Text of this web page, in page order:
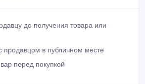
до получения товара или
продавцом в публичном месте
перед покупкой